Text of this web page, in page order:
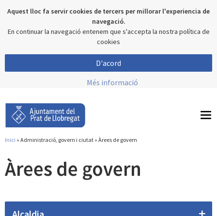
Aquest lloc fa servir cookies de tercers per millorar l'experiencia de
navegació.
En continuar la navegació entenem que s'accepta la nostra política de
cookies
D'acord
Més informació
Inici » Administració, govern i ciutat » Àrees de govern
Àrees de govern